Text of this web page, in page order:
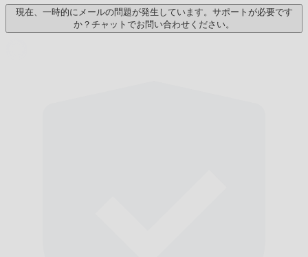
現在、一時的にメールの問題が発生しています。サポートが必要です
か？チャットでお問い合わせください。